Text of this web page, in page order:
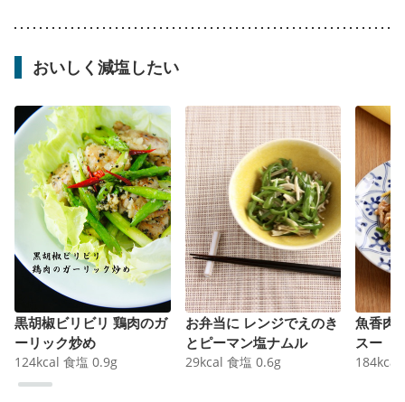
おいしく減塩したい
黒胡椒ビリビリ 鶏肉のガ
ーリック炒め
124kcal 食塩 0.9g
お弁当に レンジでえのき
とピーマン塩ナムル
29kcal 食塩 0.6g
魚香肉
スー
184kcal